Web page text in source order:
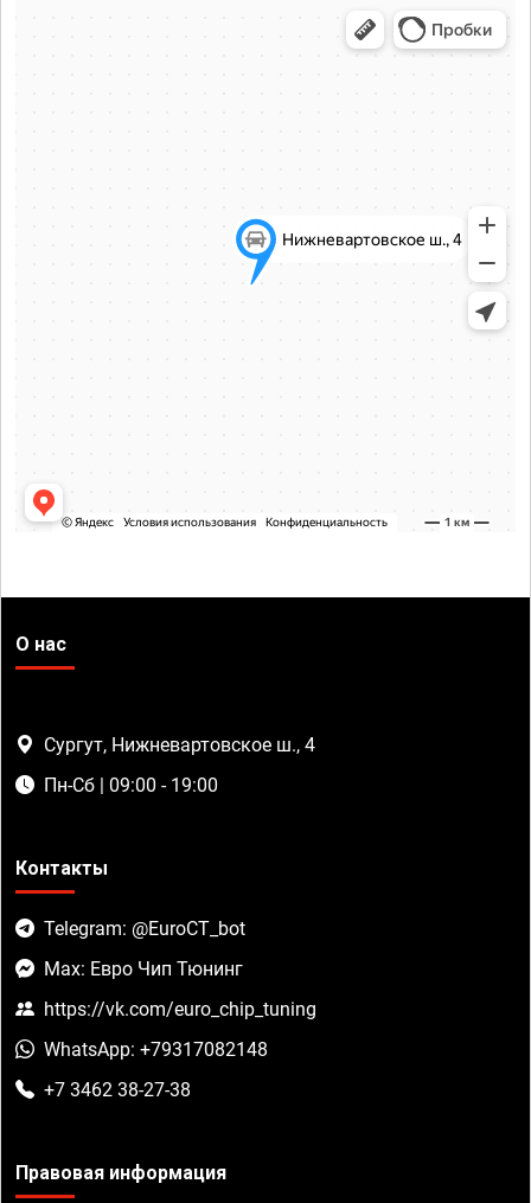
О нас
Сургут, Нижневартовское ш., 4
Пн-Сб | 09:00 - 19:00
Контакты
Telegram: @EuroCT_bot
Max: Евро Чип Тюнинг
https://vk.com/euro_chip_tuning
WhatsApp: +79317082148
+7 3462 38-27-38
Правовая информация